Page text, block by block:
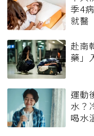
季4
就醫
赴南
藥」
運動
水？
喝水